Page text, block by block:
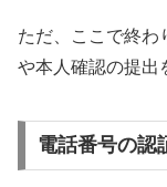
ただ、ここで終わ
や本人確認の提出
電話番号の認